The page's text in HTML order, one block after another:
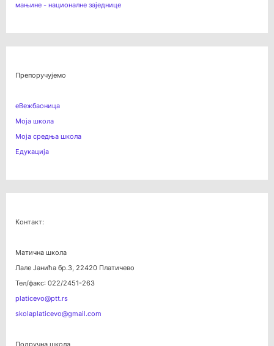
мањине - националне заједнице
Препоручујемо
еВежбаоница
Моја школа
Моја средња школа
Едукација
Контакт:
Матична школа
Лале Јанића бр.3, 22420 Платичево
Тел/факс: 022/2451-263
platicevo@ptt.rs
skolaplaticevo@gmail.com
Подручна школа